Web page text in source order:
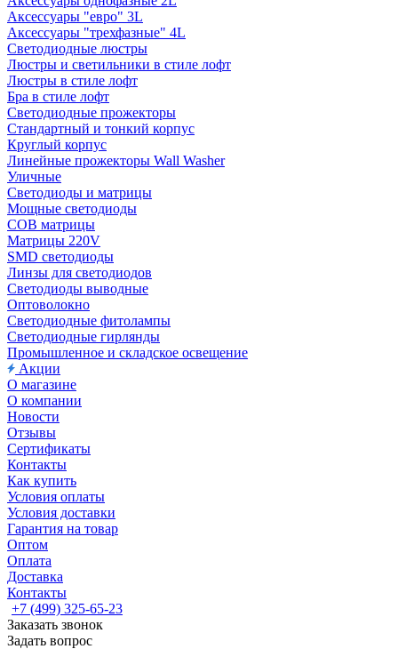
Аксессуары "евро" 3L
Аксессуары "трехфазные" 4L
Светодиодные люстры
Люстры и светильники в стиле лофт
Люстры в стиле лофт
Бра в стиле лофт
Светодиодные прожекторы
Стандартный и тонкий корпус
Круглый корпус
Линейные прожекторы Wall Washer
Уличные
Светодиоды и матрицы
Мощные светодиоды
COB матрицы
Матрицы 220V
SMD светодиоды
Линзы для светодиодов
Светодиоды выводные
Оптоволокно
Светодиодные фитолампы
Светодиодные гирлянды
Промышленное и складское освещение
Акции
О магазине
О компании
Новости
Отзывы
Сертификаты
Контакты
Как купить
Условия оплаты
Условия доставки
Гарантия на товар
Оптом
Оплата
Доставка
Контакты
+7 (499) 325-65-23
Заказать звонок
Задать вопрос